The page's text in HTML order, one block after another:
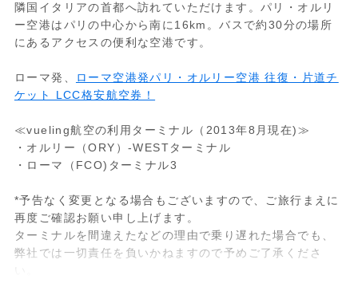
隣国イタリアの首都へ訪れていただけます。パリ・オルリ
ー空港はパリの中心から南に16km。バスで約30分の場所
にあるアクセスの便利な空港です。
ローマ発、
ローマ空港発パリ・オルリー空港 往復・片道チ
ケット LCC格安航空券！
≪vueling航空の利用ターミナル（2013年8月現在)≫
・オルリー（ORY）-WESTターミナル
・ローマ（FCO)ターミナル3
*予告なく変更となる場合もございますので、ご旅行まえに
再度ご確認お願い申し上げます。
ターミナルを間違えたなどの理由で乗り遅れた場合でも、
弊社では一切責任を負いかねますので予めご了承くださ